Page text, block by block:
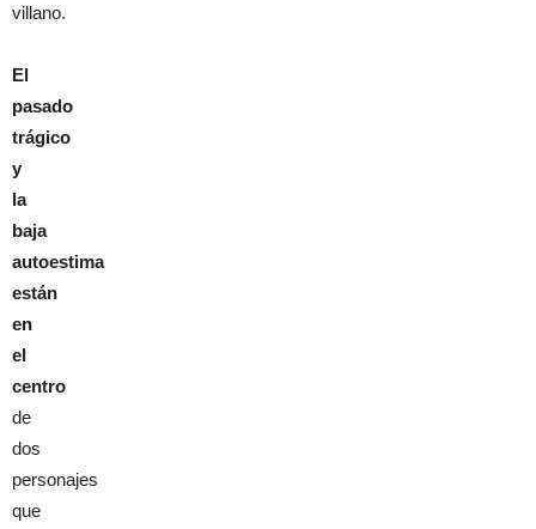
villano.
El
pasado
trágico
y
la
baja
autoestima
están
en
el
centro
de
dos
personajes
que